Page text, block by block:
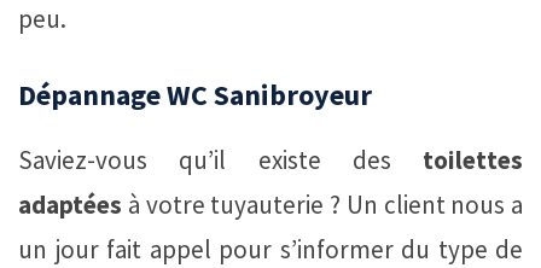
peu.
Dépannage WC Sanibroyeur
Saviez-vous qu’il existe des toilettes
adaptées à votre tuyauterie ? Un client nous a
un jour fait appel pour s’informer du type de